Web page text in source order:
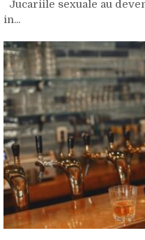
Jucariile sexuale au
in...